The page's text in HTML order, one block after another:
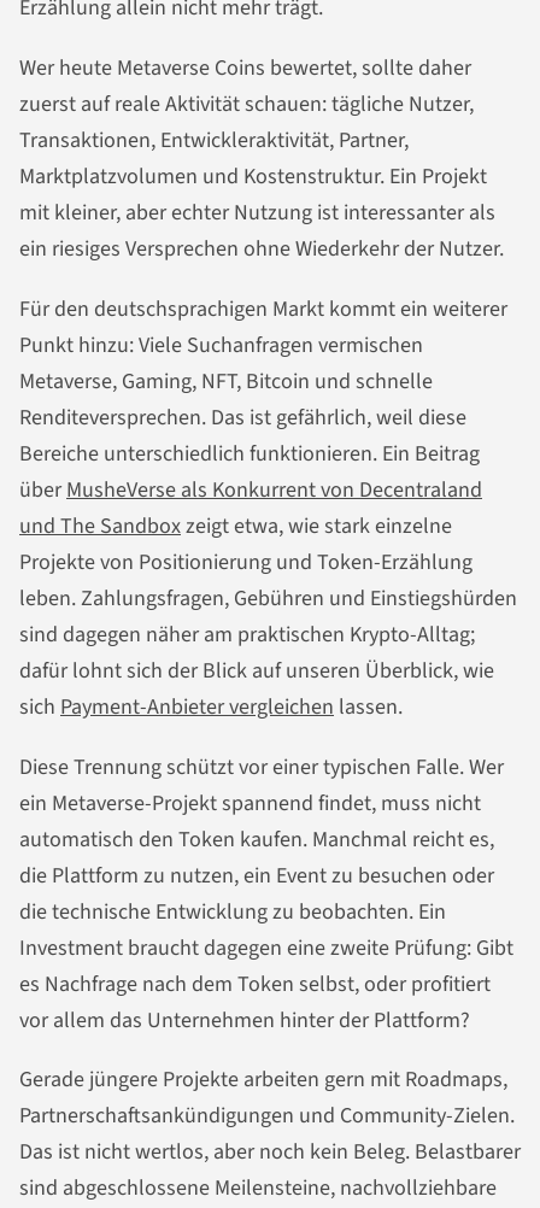
Erzählung allein nicht mehr trägt.
Wer heute Metaverse Coins bewertet, sollte daher
zuerst auf reale Aktivität schauen: tägliche Nutzer,
Transaktionen, Entwickleraktivität, Partner,
Marktplatzvolumen und Kostenstruktur. Ein Projekt
mit kleiner, aber echter Nutzung ist interessanter als
ein riesiges Versprechen ohne Wiederkehr der Nutzer.
Für den deutschsprachigen Markt kommt ein weiterer
Punkt hinzu: Viele Suchanfragen vermischen
Metaverse, Gaming, NFT, Bitcoin und schnelle
Renditeversprechen. Das ist gefährlich, weil diese
Bereiche unterschiedlich funktionieren. Ein Beitrag
überMusheVerse als Konkurrent von Decentraland
und The Sandboxzeigt etwa, wie stark einzelne
Projekte von Positionierung und Token-Erzählung
leben. Zahlungsfragen, Gebühren und Einstiegshürden
sind dagegen näher am praktischen Krypto-Alltag;
dafür lohnt sich der Blick auf unseren Überblick, wie
sich Payment-Anbieter vergleichen lassen.
Diese Trennung schützt vor einer typischen Falle. Wer
ein Metaverse-Projekt spannend findet, muss nicht
automatisch den Token kaufen. Manchmal reicht es,
die Plattform zu nutzen, ein Event zu besuchen oder
die technische Entwicklung zu beobachten. Ein
Investment braucht dagegen eine zweite Prüfung: Gibt
es Nachfrage nach dem Token selbst, oder profitiert
vor allem das Unternehmen hinter der Plattform?
Gerade jüngere Projekte arbeiten gern mit Roadmaps,
Partnerschaftsankündigungen und Community-Zielen.
Das ist nicht wertlos, aber noch kein Beleg. Belastbarer
sind abgeschlossene Meilensteine, nachvollziehbare